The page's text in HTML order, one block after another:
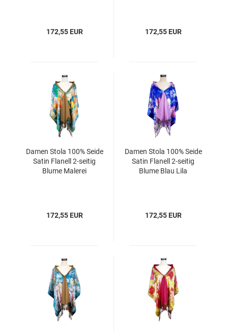
172,55 EUR 172,55 EUR
Damen Stola 100% Seide
Satin Flanell 2-seitig
Blume Malerei
172,55 EUR
Damen Stola 100% Seide
Satin Flanell 2-seitig
Blume Blau Lila
172,55 EUR